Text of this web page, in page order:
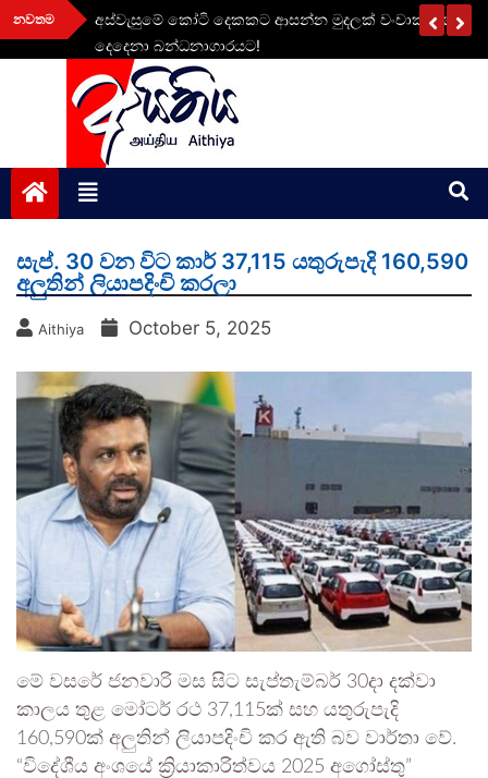
Skip
to
නවතම
අස්වැසුමේ කෝටි දෙකකට ආසන්න මුදලක් වංචාකළ
දෙදෙනා බන්ධනාගාරයට!
aithiya
Human Rights News
සැප්. 30 වන විට කාර් 37,115 යතුරුපැදි 160,590
අලුතින් ලියාපදිංචි කරලා
Aithiya October 5, 2025
මේ වසරේ ජනවාරි මස සිට සැප්තැම්බර් 30දා දක්වා
කාලය තුළ මෝටර් රථ 37,115ක් සහ යතුරුපැදි
160,590ක් අලු‍තින් ලියාපදිංචි කර ඇති බව වාර්තා වේ.
“විදේශීය අංශයේ ක්‍රියාකාරිත්වය 2025 අගෝස්තු”